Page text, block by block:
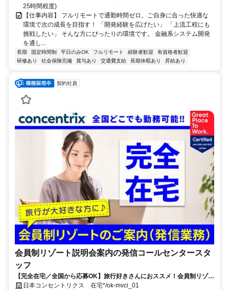
25時間程度)
【仕事内容】 フルリモートで通勤時間ゼロ。ご自身に合った快適な
環境で次の成長を目指す！ 「開発経験を広げたい」 「上流工程にも
挑戦したい」 そんな方にぴったりの環境です。 金融系システム開発
を通し...
長期 固定時間制 平日のみOK フルリモート 経験者歓迎
有資格者歓迎
研修あり
社会保険完備 賞与あり 交通費支給 長期休暇あり 昇給あり
契約社員
会員制リゾート説明会案内の発信コールセンタースタ
ッフ
【完全在宅／全国から応募OK】旅行好きさんにおススメ！会員制リゾー
トのご案内×テレワーク・リモートワーク◎月収34万円以上も可能！
日本コンセントリクス 在宅*/ok-mvci_01